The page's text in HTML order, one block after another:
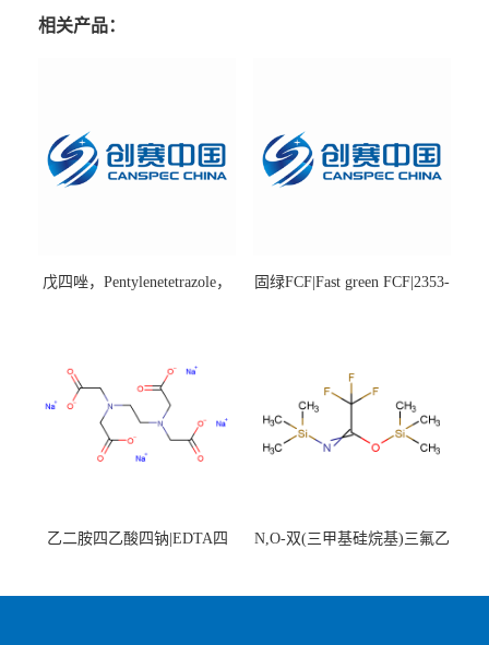
相关产品：
戊四唑，Pentylenetetrazole，
固绿FCF|Fast green FCF|2353-
乙二胺四乙酸四钠|EDTA四
N,O-双(三甲基硅烷基)三氟乙